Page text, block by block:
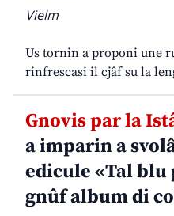
Vielm
Us tornin a proponi une
rinfrescasi il cjâf su la
Gnovis par la
a imparin a
edicule «Tal
gnûf album di